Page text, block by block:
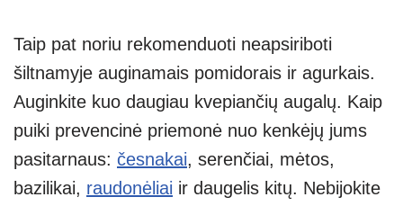
Taip pat noriu rekomenduoti neapsiriboti
šiltnamyje auginamais pomidorais ir agurkais.
Auginkite kuo daugiau kvepiančių augalų. Kaip
puiki prevencinė priemonė nuo kenkėjų jums
pasitarnaus: česnakai, serenčiai, mėtos,
bazilikai, raudonėliai ir daugelis kitų. Nebijokite